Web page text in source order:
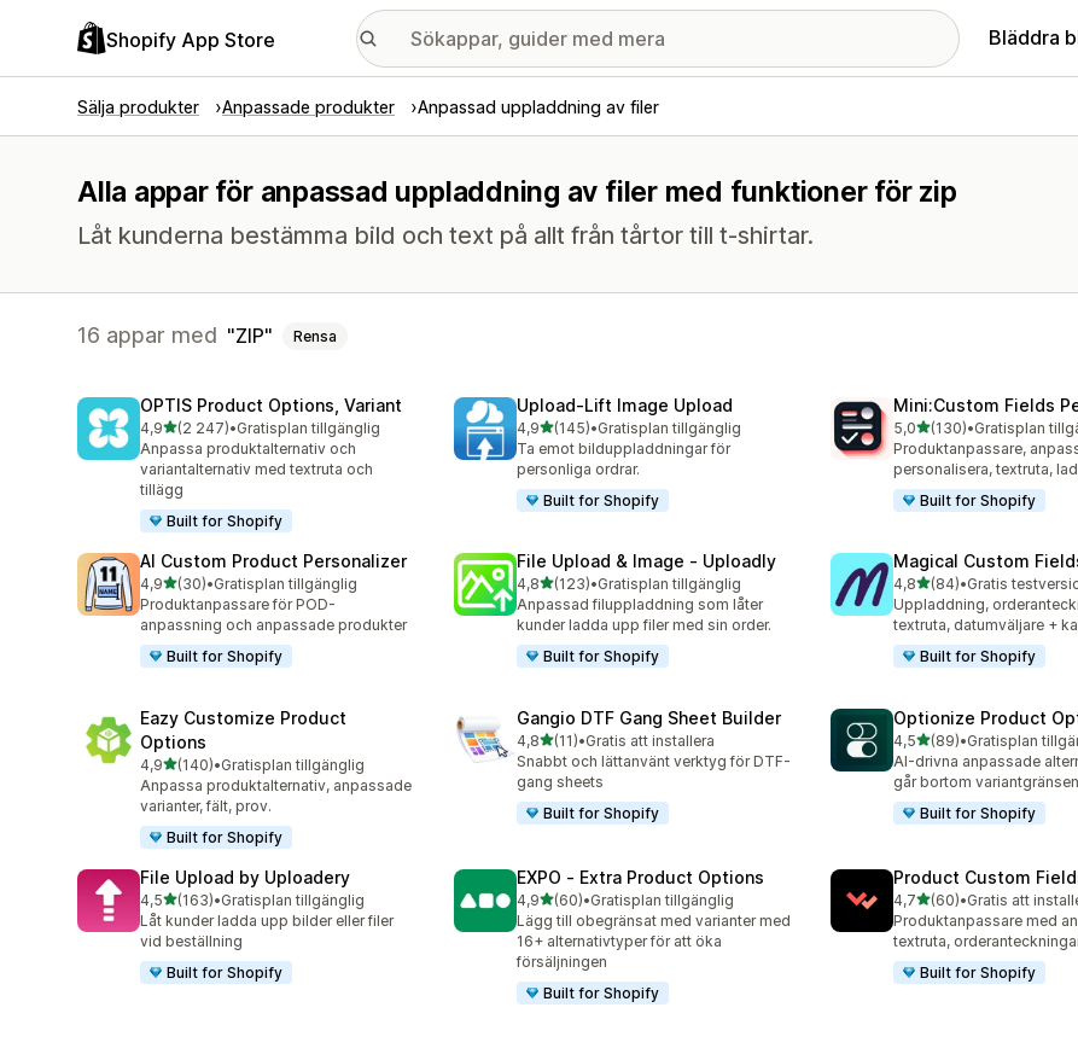
Shopify App Store Bläddra
Sälja produkter Anpassade produkter Anpassad uppladdning av filer
Alla appar för anpassad uppladdning av filer med funktioner för zip
Låt kunderna bestämma bild och text på allt från tårtor till t-shirtar.
16 appar med ZIP Rensa
OPTIS Product Options, Variant
4,9av 5 stjärnor
(2 247)
2247 recensioner totalt
•Gratisplan tillgänglig
Anpassa produktalternativ och
variantalternativ med textruta och
tillägg
Built for Shopify
Upload‑Lift Image Upload
4,9av 5 stjärnor
(145)
145 recensioner totalt
•Gratisplan tillgänglig
Ta emot bilduppladdningar för
personliga ordrar.
Built for Shopify
Mini:Custom Fields
5,0av 5 stjärnor
(130)
130 recensioner totalt
•Gratisplan
Produktanpassare,
personalisera, textruta,
Built for Shopify
AI Custom Product Personalizer
4,9av 5 stjärnor
(30)
30 recensioner totalt
•Gratisplan tillgänglig
Produktanpassare för POD-
anpassning och anpassade produkter
Built for Shopify
File Upload & Image ‑ Uploadly
4,8av 5 stjärnor
(123)
123 recensioner totalt
•Gratisplan tillgänglig
Anpassad filuppladdning som låter
kunder ladda upp filer med sin order.
Built for Shopify
Magical Custom
4,8av 5 stjärnor
(84)
84 recensioner totalt
•Gratis
Uppladdning,
textruta, datumväljare +
Built for Shopify
Eazy Customize Product
Options
4,9av 5 stjärnor
(140)
140 recensioner totalt
•Gratisplan tillgänglig
Anpassa produktalternativ, anpassade
varianter, fält, prov.
Built for Shopify
Gangio DTF Gang Sheet Builder
4,8av 5 stjärnor
(11)
11 recensioner totalt
•Gratis att installera
Snabbt och lättanvänt verktyg för DTF-
gang sheets
Built for Shopify
Optionize Product
4,5av 5 stjärnor
(89)
89 recensioner totalt
•Gratisplan
AI-drivna anpassade
går bortom
Built for Shopify
File Upload by Uploadery
4,5av 5 stjärnor
(163)
163 recensioner totalt
•Gratisplan tillgänglig
Låt kunder ladda upp bilder eller filer
vid beställning
Built for Shopify
EXPO ‑ Extra Product Options
4,9av 5 stjärnor
(60)
60 recensioner totalt
•Gratisplan tillgänglig
Lägg till obegränsat med varianter med
16+ alternativtyper för att öka
försäljningen
Built for Shopify
Product Custom
4,7av 5 stjärnor
(60)
60 recensioner totalt
•Gratis att
Produktanpassare med
textruta,
Built for Shopify